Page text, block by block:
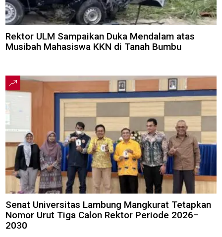
Rektor ULM Sampaikan Duka Mendalam atas
Musibah Mahasiswa KKN di Tanah Bumbu
Senat Universitas Lambung Mangkurat Tetapkan
Nomor Urut Tiga Calon Rektor Periode 2026–
2030